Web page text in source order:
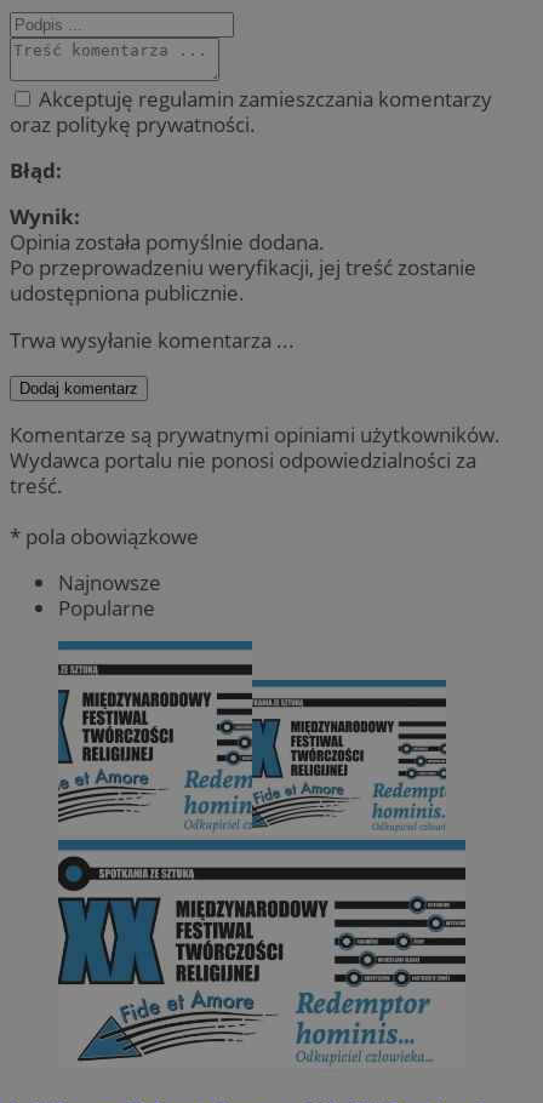
Akceptuję regulamin zamieszczania komentarzy
oraz politykę prywatności.
Błąd:
Wynik:
Opinia została pomyślnie dodana.
Po przeprowadzeniu weryfikacji, jej treść zostanie
udostępniona publicznie.
Trwa wysyłanie komentarza ...
Dodaj komentarz
Komentarze są prywatnymi opiniami użytkowników.
Wydawca portalu nie ponosi odpowiedzialności za
treść.
* pola obowiązkowe
Najnowsze
Popularne